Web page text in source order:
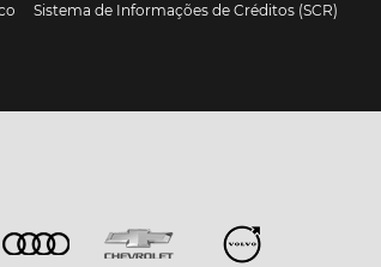
Sistema de Informações de Créditos (SCR)